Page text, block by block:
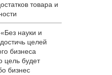
товара и
науки и
целей
бизнеса
цель будет
бизнес